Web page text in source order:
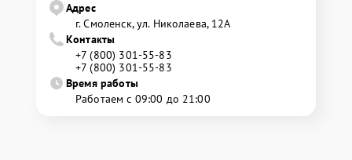
Адрес
г. Смоленск, ул. Николаева, 12А
Контакты
+7 (800) 301-55-83
+7 (800) 301-55-83
Время работы
Работаем с 09:00 до 21:00